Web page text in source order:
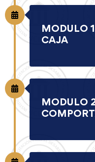
MODULO
CAJA
MODULO